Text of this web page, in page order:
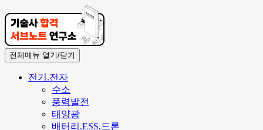
전체메뉴 열기/닫기
전기.전자
수소
풍력발전
태양광
배터리.ESS,드론